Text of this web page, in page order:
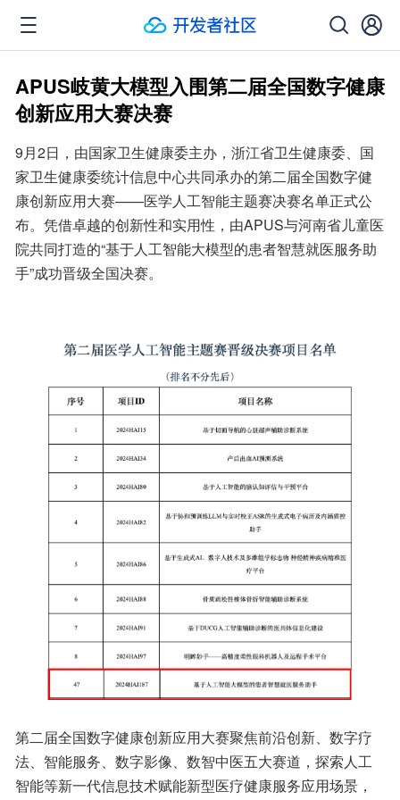
APUS岐黄大模型入围第二届全国数字健康
创新应用大赛决赛
9月2日，由国家卫生健康委主办，浙江省卫生健康委、国
家卫生健康委统计信息中心共同承办的第二届全国数字健
康创新应用大赛——医学人工智能主题赛决赛名单正式公
布。凭借卓越的创新性和实用性，由APUS与河南省儿童医
院共同打造的“基于人工智能大模型的患者智慧就医服务助
手”成功晋级全国决赛。
第二届全国数字健康创新应用大赛聚焦前沿创新、数字疗
法、智能服务、数字影像、数智中医五大赛道，探索人工
智能等新一代信息技术赋能新型医疗健康服务应用场景，